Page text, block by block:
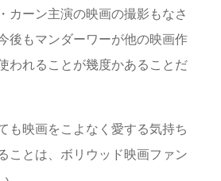
カーン主演の映画の撮影もなさ
後もマンダーワーが他の映画作
われることが幾度かあることだ
も映画をこよなく愛する気持ち
ことは、ボリウッド映画ファン